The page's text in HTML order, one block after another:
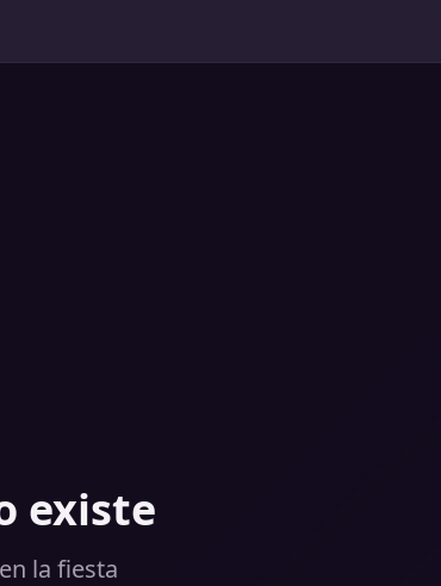
existe
la fiesta